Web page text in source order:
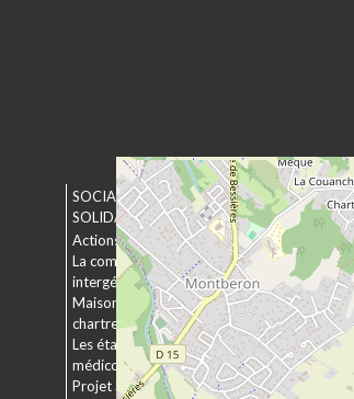
SOCIAL &
SOLIDARITÉ
Actions municipales
La commission
intergénérationnelle
Maison de retraite La
chartreuse
Les établissements
médico-sociaux
Projet Se Canto
URBANISME &
Urbanisme
Le service
Déposer un
Le droit
Pechbonnieu
Déploiement de la
fibre optique
Environnement